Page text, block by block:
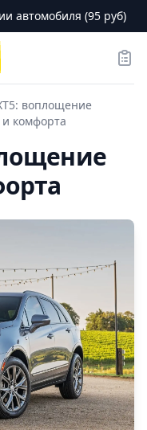
автомобиля (95 руб)
воплощение
комфорта